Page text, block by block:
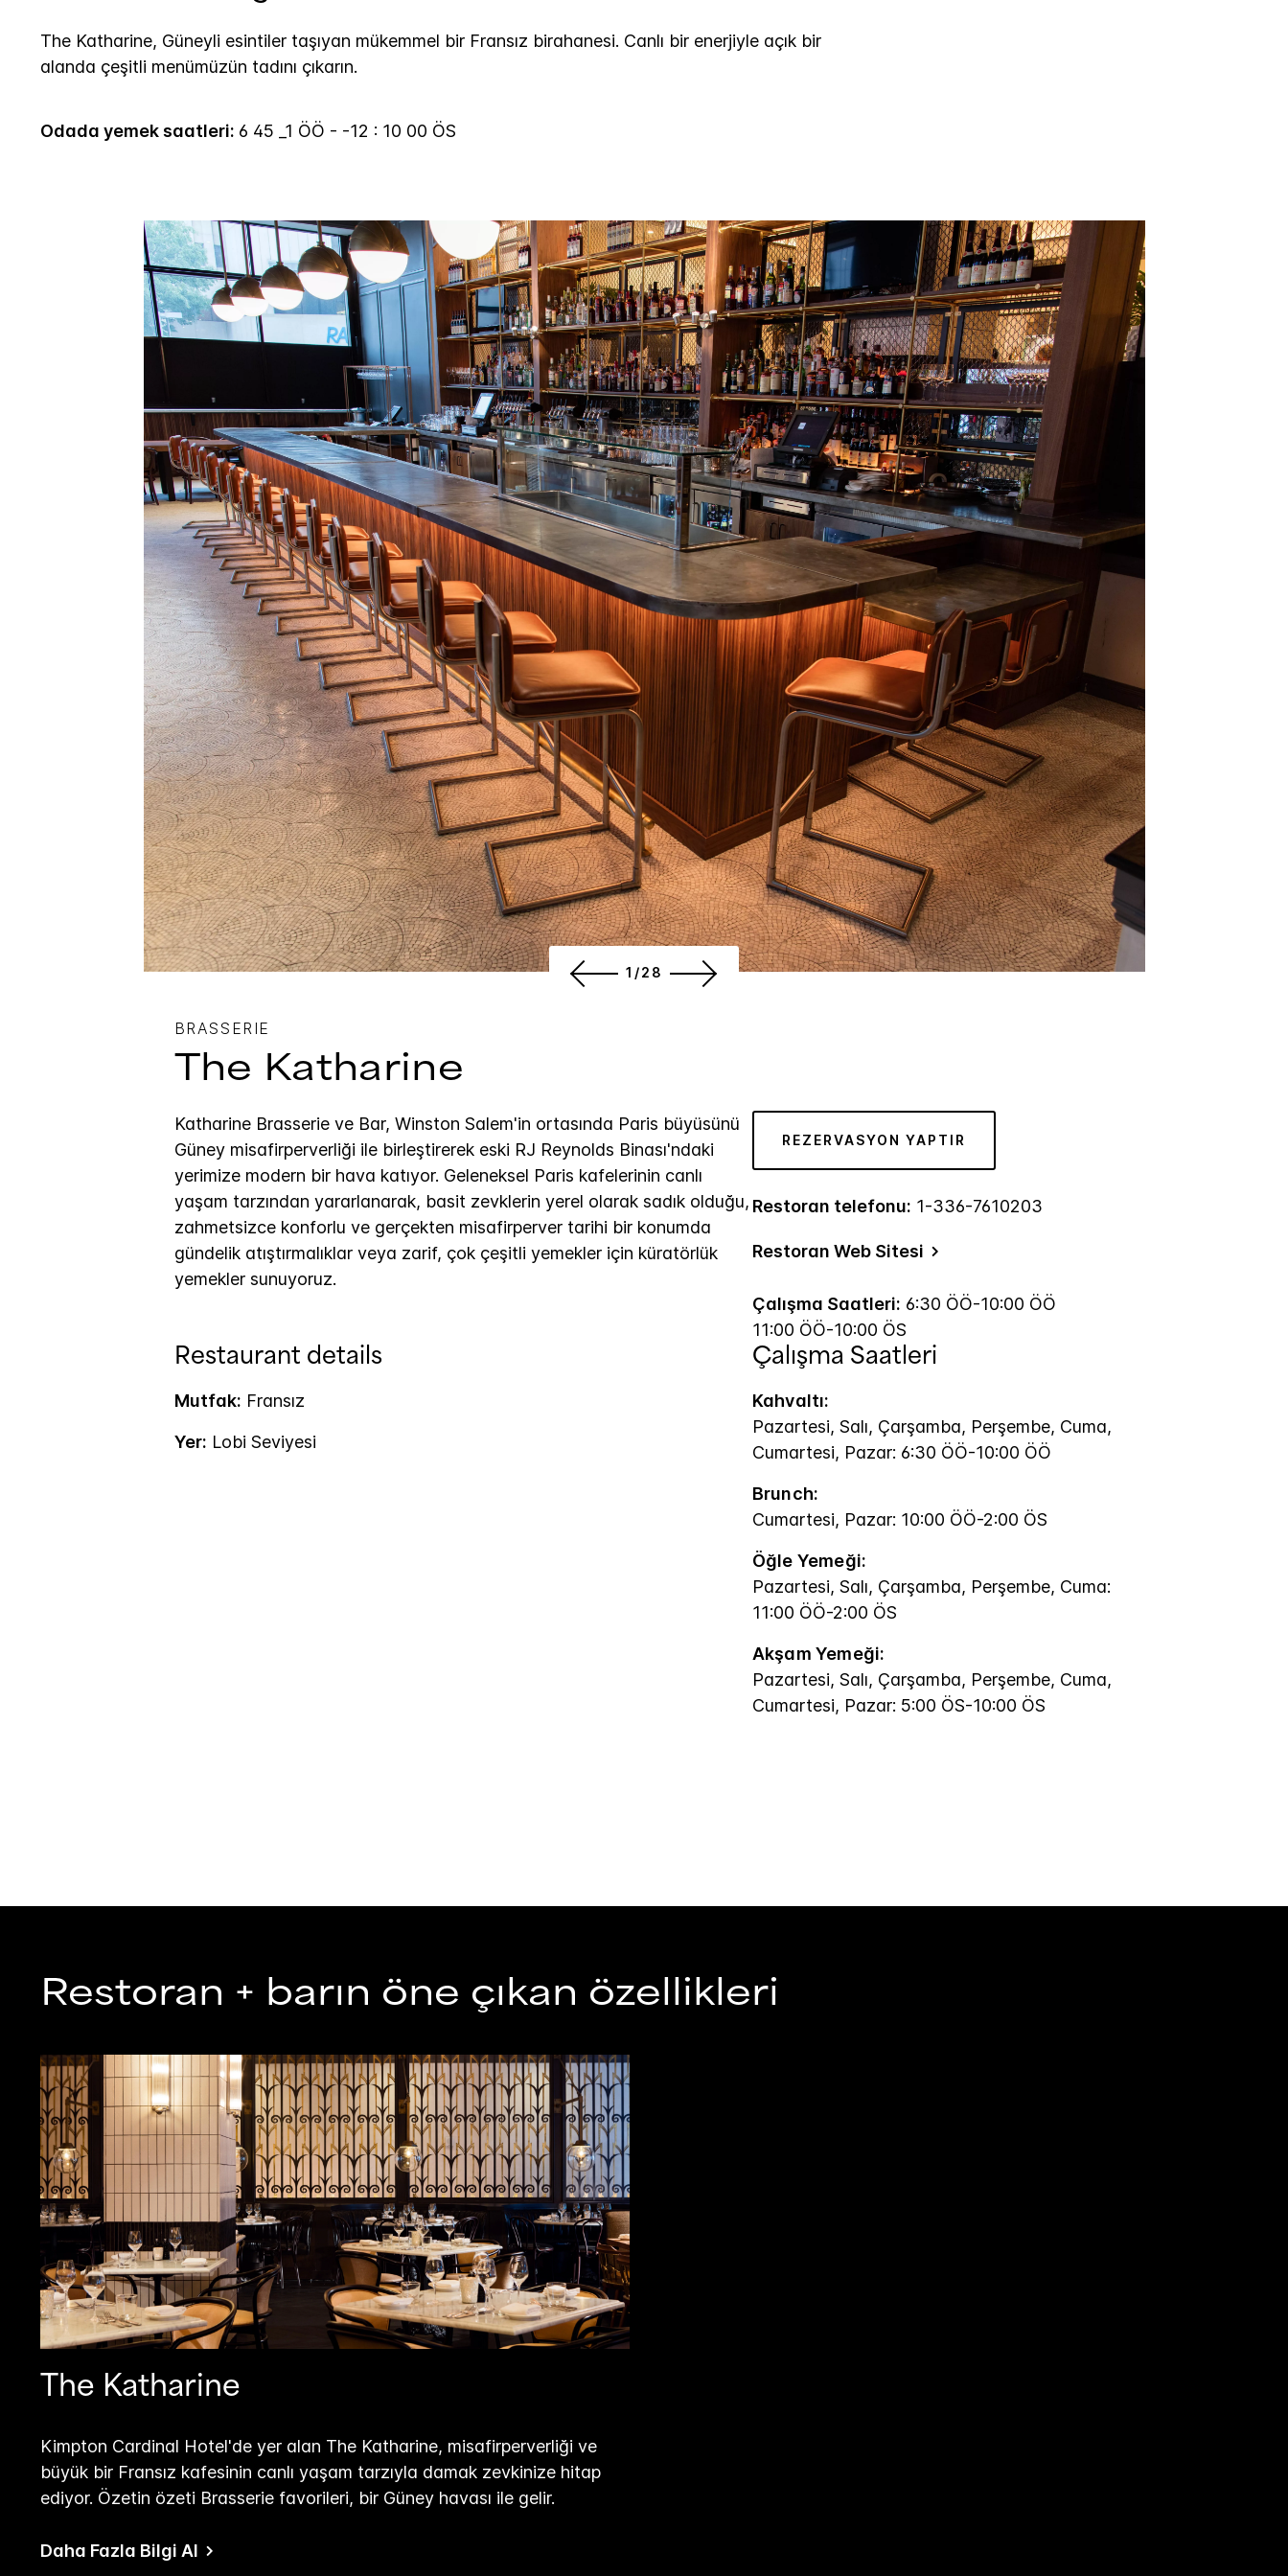
The Katharine, Güneyli esintiler taşıyan mükemmel bir Fransız birahanesi. Canlı bir enerjiyle açık bir
alanda çeşitli menümüzün tadını çıkarın.
Odada yemek saatleri: 6 45 _1 ÖÖ - -12 : 10 00 ÖS
1/28
BRASSERIE
The Katharine
Katharine Brasserie ve Bar, Winston Salem'in ortasında Paris büyüsünü
Güney misafirperverliği ile birleştirerek eski RJ Reynolds Binası'ndaki
yerimize modern bir hava katıyor. Geleneksel Paris kafelerinin canlı
yaşam tarzından yararlanarak, basit zevklerin yerel olarak sadık olduğu,
zahmetsizce konforlu ve gerçekten misafirperver tarihi bir konumda
gündelik atıştırmalıklar veya zarif, çok çeşitli yemekler için küratörlük
yemekler sunuyoruz.
REZERVASYON YAPTIR
Restoran telefonu: 1-336-7610203
Restoran Web Sitesi
Çalışma Saatleri: 6:30 ÖÖ-10:00 ÖÖ
11:00 ÖÖ-10:00 ÖS
Restaurant details
Mutfak: Fransız
Yer: Lobi Seviyesi
Çalışma Saatleri
Kahvaltı:
Pazartesi, Salı, Çarşamba, Perşembe, Cuma,
Cumartesi, Pazar: 6:30 ÖÖ-10:00 ÖÖ
Brunch:
Cumartesi, Pazar: 10:00 ÖÖ-2:00 ÖS
Öğle Yemeği:
Pazartesi, Salı, Çarşamba, Perşembe, Cuma:
11:00 ÖÖ-2:00 ÖS
Akşam Yemeği:
Pazartesi, Salı, Çarşamba, Perşembe, Cuma,
Cumartesi, Pazar: 5:00 ÖS-10:00 ÖS
Restoran + barın öne çıkan özellikleri
The Katharine
Kimpton Cardinal Hotel'de yer alan The Katharine, misafirperverliği ve
büyük bir Fransız kafesinin canlı yaşam tarzıyla damak zevkinize hitap
ediyor. Özetin özeti Brasserie favorileri, bir Güney havası ile gelir.
Daha Fazla Bilgi Al